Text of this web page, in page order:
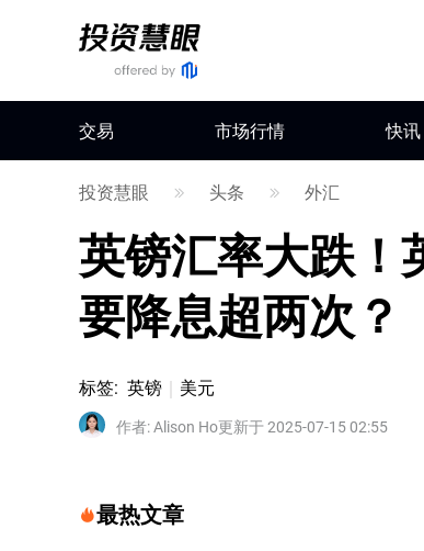
交易 市场行情 快讯
投资慧眼 头条 外汇
英镑汇率大跌！
要降息超两次？
标签: 英镑 美元
作者:Alison Ho更新于 2025-07-15 02:55
最热文章